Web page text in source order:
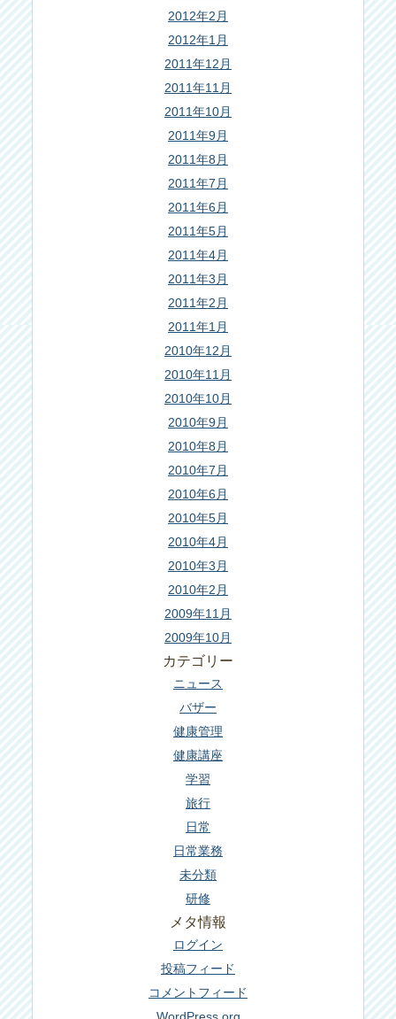
2012年2月
2012年1月
2011年12月
2011年11月
2011年10月
2011年9月
2011年8月
2011年7月
2011年6月
2011年5月
2011年4月
2011年3月
2011年2月
2011年1月
2010年12月
2010年11月
2010年10月
2010年9月
2010年8月
2010年7月
2010年6月
2010年5月
2010年4月
2010年3月
2010年2月
2009年11月
2009年10月
カテゴリー
ニュース
バザー
健康管理
健康講座
学習
旅行
日常
日常業務
未分類
研修
メタ情報
ログイン
投稿フィード
コメントフィード